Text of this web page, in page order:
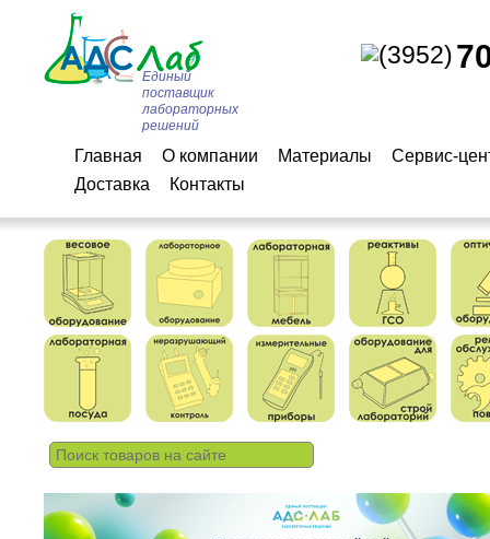
(3952)
Единый
поставщик
лабораторных
решений
Главная О компании Материалы
Сервис-
Доставка
Контакты